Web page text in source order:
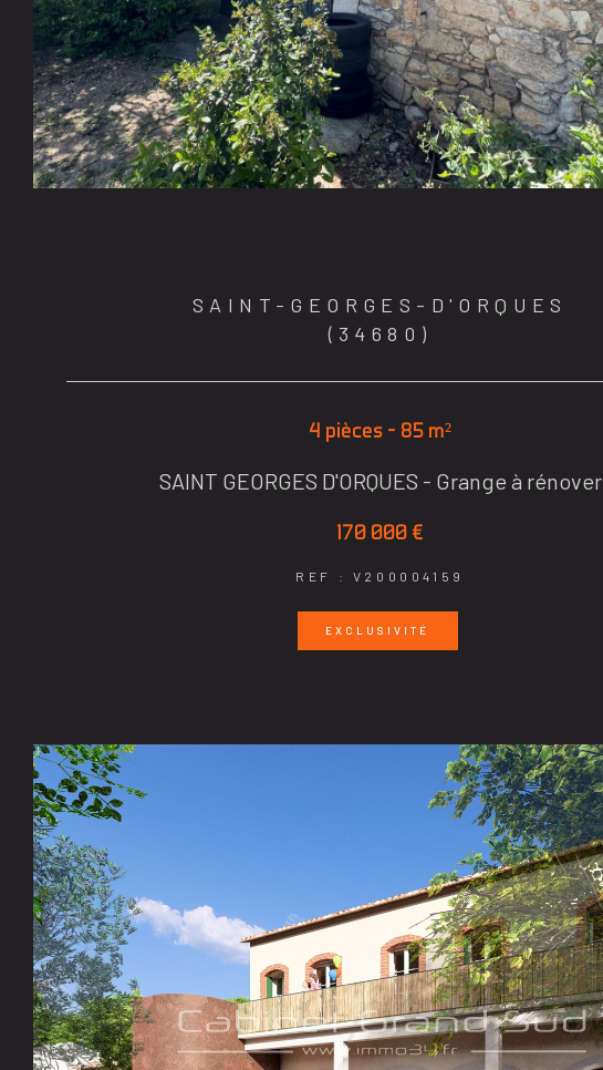
SAINT-GEORGES-D'ORQUES
(34680)
4 pièces - 85 m²
SAINT GEORGES D'ORQUES - Grange à rénover
170 000 €
REF : V200004159
EXCLUSIVITÉ